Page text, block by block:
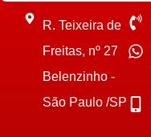
R. Teixeira de
Freitas, nº 27
Belenzinho -
São Paulo /SP